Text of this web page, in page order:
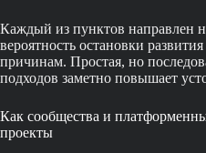
Каждый из пунктов направлен
вероятность остановки
причинам. Простая, но
подходов заметно повышает
Как сообщества и
проекты